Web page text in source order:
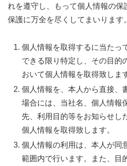
れを遵守し、もって個人情報の
保護に万全を尽くしてまいります。
個人情報を取得するに当たっ
できる限り特定し、その目的
おいて個人情報を取得致しま
個人情報を、本人から直接、
場合には、当社名、個人情報
先、利用目的等をお知らせし
個人情報を取得致します。
個人情報の利用は、本人が同
範囲内で行います。また、目